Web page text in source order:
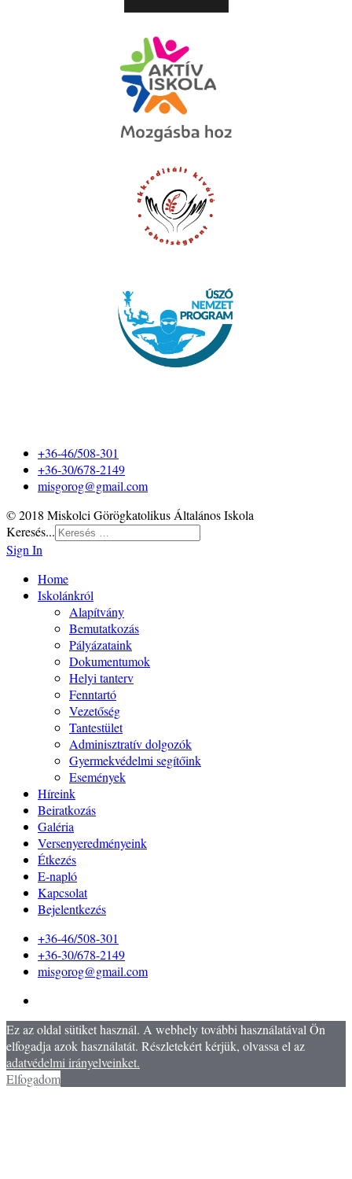
+36-46/508-301
+36-30/678-2149
misgorog@gmail.com
© 2018 Miskolci Görögkatolikus Általános Iskola
Keresés...
Sign In
Home
Iskolánkról
Alapítvány
Bemutatkozás
Pályázataink
Dokumentumok
Helyi tanterv
Fenntartó
Vezetőség
Tantestület
Adminisztratív dolgozók
Gyermekvédelmi segítőink
Események
Híreink
Beiratkozás
Galéria
Versenyeredményeink
Étkezés
E-napló
Kapcsolat
Bejelentkezés
+36-46/508-301
+36-30/678-2149
misgorog@gmail.com
Ez az oldal sütiket használ. A webhely további használatával Ön
elfogadja azok használatát. Részletekért kérjük, olvassa el az
adatvédelmi irányelveinket.
Elfogadom